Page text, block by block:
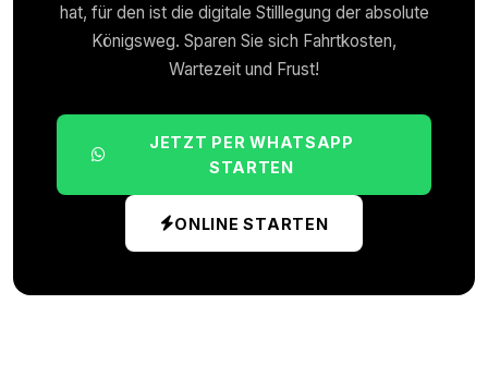
hat, für den ist die digitale Stilllegung der absolute
Königsweg. Sparen Sie sich Fahrtkosten,
Wartezeit und Frust!
JETZT PER WHATSAPP
STARTEN
ONLINE STARTEN